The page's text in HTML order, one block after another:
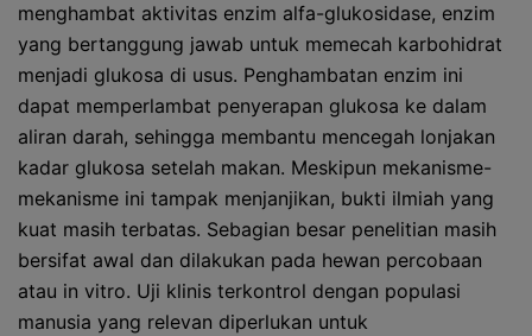
menghambat aktivitas enzim alfa-glukosidase, enzim
yang bertanggung jawab untuk memecah karbohidrat
menjadi glukosa di usus. Penghambatan enzim ini
dapat memperlambat penyerapan glukosa ke dalam
aliran darah, sehingga membantu mencegah lonjakan
kadar glukosa setelah makan. Meskipun mekanisme-
mekanisme ini tampak menjanjikan, bukti ilmiah yang
kuat masih terbatas. Sebagian besar penelitian masih
bersifat awal dan dilakukan pada hewan percobaan
atau in vitro. Uji klinis terkontrol dengan populasi
manusia yang relevan diperlukan untuk